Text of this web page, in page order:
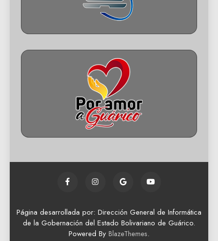
Página desarrollada por: Dirección General de Informática
de la Gobernación del Estado Bolivariano de Guárico.
Powered By BlazeThemes.